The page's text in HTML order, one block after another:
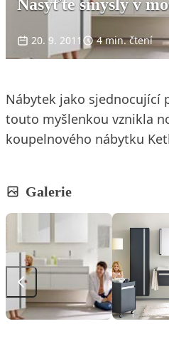
Nasyťte smysly v
20. 9. 2011 4 min. čtení
Nábytek jako sjednocující
touto myšlenkou vznikla
koupelnového nábytku
Galerie